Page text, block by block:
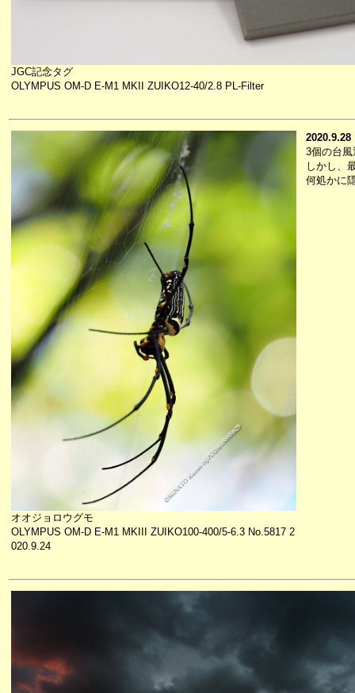
JGC記念タグ
OLYMPUS OM-D E-M1 MKII ZUIKO12-40/2.8 PL-Filter
オオジョロウグモ
OLYMPUS OM-D E-M1 MKIII ZUIKO100-400/5-6.3 No.5817 2
020.9.24
2020.9.28
3個の台
しかし、
何処かに